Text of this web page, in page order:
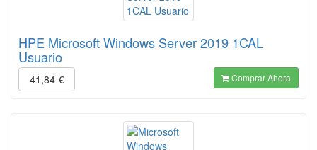
HPE Microsoft Windows Server 2019 1CAL
Usuario
41,84 € Comprar Ahora